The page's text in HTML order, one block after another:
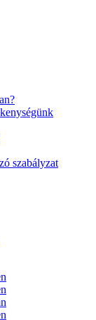
szabályzat